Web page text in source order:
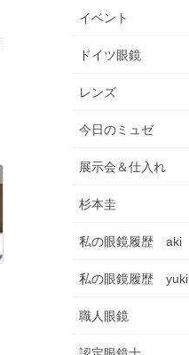
イベント
ドイツ眼鏡
レンズ
今日のミュゼ
展示会＆仕入れ
杉本圭
私の眼鏡履歴 aki
私の眼鏡履歴 yuki
職人眼鏡